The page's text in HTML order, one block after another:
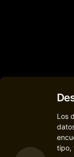
Los
tipo,